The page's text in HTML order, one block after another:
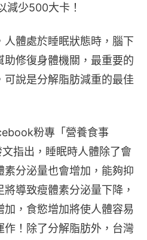
減少500大卡！
人體處於睡眠狀態時，腦下
修復身體機關，最重要的
說是分解脂肪減重的最佳
粉專「營養食事
指出，睡眠時人體除了會
分泌量也會增加，能夠抑
導致瘦體素分泌量下降，
，食慾增加將使人體容易
！除了分解脂肪外，台灣